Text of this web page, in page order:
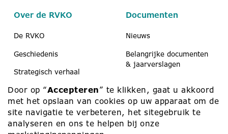
Over de RVKO
De RVKO
Geschiedenis
Strategisch verhaal
Scholen & peuteropvang
Contact
Documenten
Nieuws
Belangrijke documenten
& jaarverslagen
Medezeggenschap
Door op “Accepteren” te klikken, gaat u akkoord
met het opslaan van cookies op uw apparaat om de
site navigatie te verbeteren, het sitegebruik te
analyseren en ons te helpen bij onze